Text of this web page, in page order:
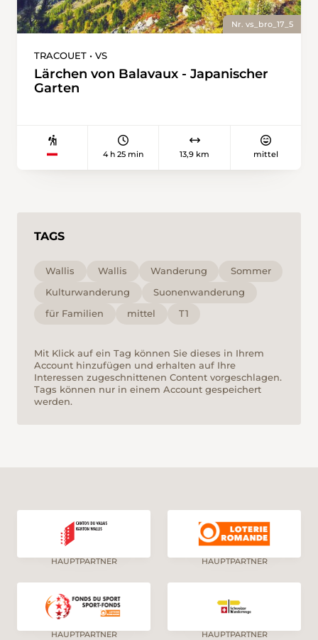
Nr. vs_bro_17_5
TRACOUET • VS
Lärchen von Balavaux - Japanischer
Garten
4 h 25 min 13,9 km mittel
TAGS
Wallis Wallis Wanderung
Sommer
Kulturwanderung
Suonenwanderung
für Familien
mittel T1
Mit Klick auf ein Tag können Sie dieses in Ihrem
Account hinzufügen und erhalten auf Ihre
Interessen zugeschnittenen Content vorgeschlagen.
Tags können nur in einem Account gespeichert
werden.
HAUPTPARTNER HAUPTPARTNER
HAUPTPARTNER HAUPTPARTNER